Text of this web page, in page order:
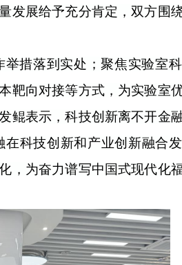
发展给予充分肯定，双方围
措落到实处；聚焦实验室
靶向对接等方式，为实验室
鲲表示，科技创新离不开金
科技创新和产业创新融合
，为奋力谱写中国式现代化